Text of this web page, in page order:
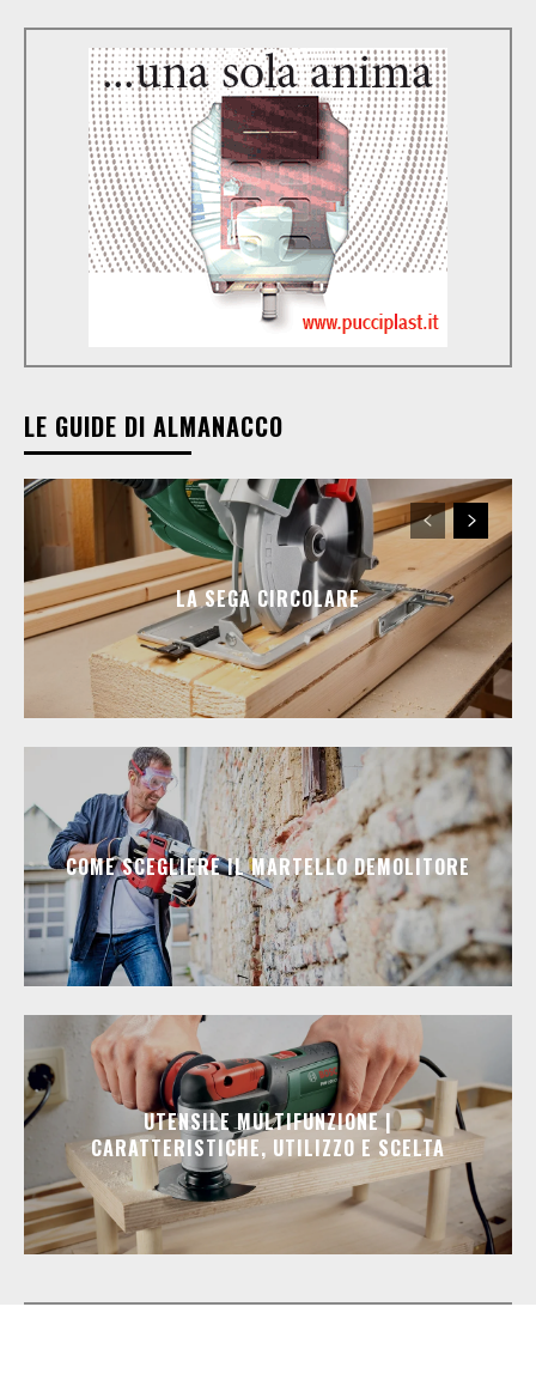
LE GUIDE DI ALMANACCO
LA SEGA CIRCOLARE
COME SCEGLIERE IL MARTELLO DEMOLITORE
UTENSILE MULTIFUNZIONE |
CARATTERISTICHE, UTILIZZO E SCELTA